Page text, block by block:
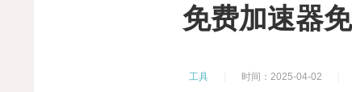
免费加速器
工具 时间：2025-04-02